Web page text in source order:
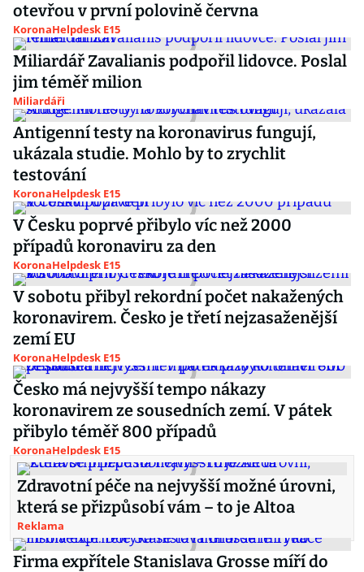
otevřou v první polovině června
KoronaHelpdesk E15
Miliardář Zavalianis podpořil lidovce. Poslal
jim téměř milion
Miliardáři
Antigenní testy na koronavirus fungují,
ukázala studie. Mohlo by to zrychlit
testování
KoronaHelpdesk E15
V Česku poprvé přibylo víc než 2000
případů koronaviru za den
KoronaHelpdesk E15
V sobotu přibyl rekordní počet nakažených
koronavirem. Česko je třetí nejzasaženější
zemí EU
KoronaHelpdesk E15
Česko má nejvyšší tempo nákazy
koronavirem ze sousedních zemí. V pátek
přibylo téměř 800 případů
KoronaHelpdesk E15
Zdravotní péče na nejvyšší možné úrovni,
která se přizpůsobí vám – to je Altoa
Reklama
Firma expřítele Stanislava Grosse míří do